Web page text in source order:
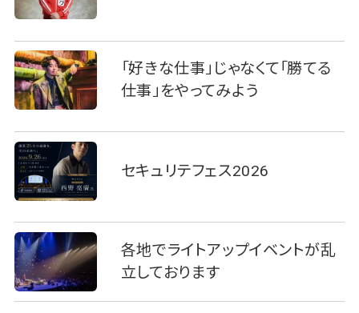
「好きな仕事」じゃなくて「勝てる
仕事」をやってみよう
セキュリテフェス2026
各地でライトアップイベントが乱
立しております